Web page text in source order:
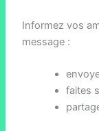
Informez vos
message :
faites